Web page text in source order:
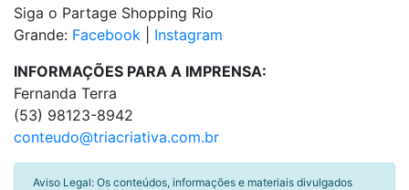
Siga o Partage Shopping Rio
Grande: Facebook
Instagram
INFORMAÇÕES PARA A IMPRENSA:
Fernanda Terra
(53) 98123-8942
conteudo@triacriativa.com.br
Aviso Legal: Os conteúdos, informações e materiais divulgados